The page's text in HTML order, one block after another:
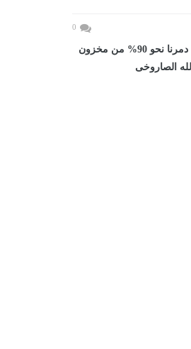
0
نتنياهو: دمرنا نحو 90% من مخزون
الصاروخى